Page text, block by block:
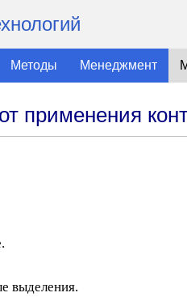
Методы Менеджмент
применения
выделения.